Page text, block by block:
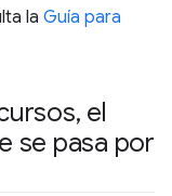
la Guía para
, el
se pasa por